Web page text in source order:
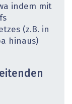
indem mit
(z.B. in
hinaus)